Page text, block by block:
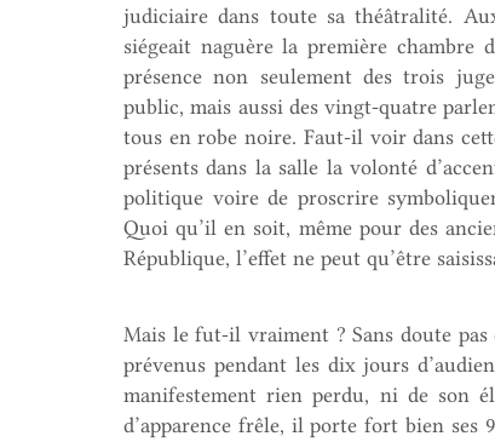
judiciaire dans toute sa théâtralité.
siégeait naguère la première
présence non seulement des trois
public, mais aussi des vingt-quatre
tous en robe noire. Faut-il voir dans
présents dans la salle la volonté
politique voire de proscrire
Quoi qu’il en soit, même pour des
République, l’effet ne peut qu’être
Mais le fut-il vraiment ? Sans doute
prévenus pendant les dix jours
manifestement rien perdu, ni de son
d’apparence frêle, il porte fort bien ses